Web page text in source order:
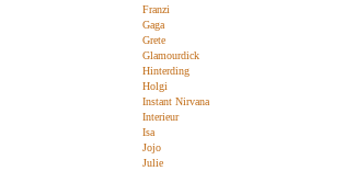
Franzi
Gaga
Grete
Glamourdick
Hinterding
Holgi
Instant Nirvana
Interieur
Isa
Jojo
Julie